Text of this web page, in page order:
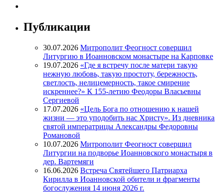
Публикации
30.07.2026 Митрополит Феогност совершил
Литургию в Иоанновском монастыре на Карповке
19.07.2026 «Где я встречу после матери такую
нежную любовь, такую простоту, бережность,
светлость, нелицемерность, такое смирение
искреннее?» К 155-летию Феодоры Власьевны
Сергиевой
17.07.2026 «Цель Бога по отношению к нашей
жизни — это уподобить нас Христу». Из дневника
святой императрицы Александры Федоровны
Романовой
10.07.2026 Митрополит Феогност совершил
Литургии на подворье Иоанновского монастыря в
дер. Вартемяги
16.06.2026 Встреча Святейшего Патриарха
Кирилла в Иоанновской обители и фрагменты
богослужения 14 июня 2026 г.